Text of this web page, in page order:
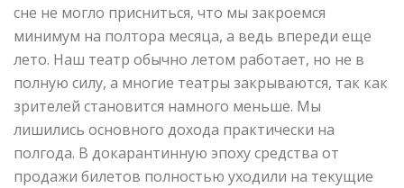
сне не могло присниться, что мы закроемся
минимум на полтора месяца, а ведь впереди еще
лето. Наш театр обычно летом работает, но не в
полную силу, а многие театры закрываются, так как
зрителей становится намного меньше. Мы
лишились основного дохода практически на
полгода. В докарантинную эпоху средства от
продажи билетов полностью уходили на текущие